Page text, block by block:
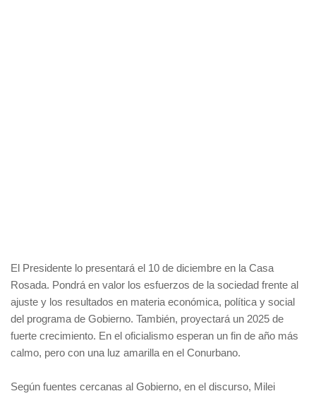
El Presidente lo presentará el 10 de diciembre en la Casa
Rosada. Pondrá en valor los esfuerzos de la sociedad frente al
ajuste y los resultados en materia económica, política y social
del programa de Gobierno. También, proyectará un 2025 de
fuerte crecimiento. En el oficialismo esperan un fin de año más
calmo, pero con una luz amarilla en el Conurbano.
Según fuentes cercanas al Gobierno, en el discurso, Milei